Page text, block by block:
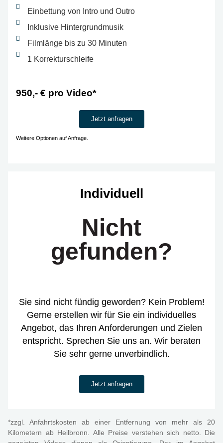
Einbettung von Intro und Outro
Inklusive Hintergrundmusik
Filmlänge bis zu 30 Minuten
1 Korrekturschleife
950,- € pro Video*
Jetzt anfragen
Weitere Optionen auf Anfrage.
Individuell
Nicht
gefunden?
Sie sind nicht fündig geworden? Kein Problem!
Gerne erstellen wir für Sie ein individuelles
Angebot, das Ihren Anforderungen und Zielen
entspricht. Sprechen Sie uns an. Wir beraten
Sie sehr gerne unverbindlich.
Jetzt anfragen
*zzgl. Anfahrtskosten ab einer Entfernung von mehr als 20
Kilometern ab Heilbronn. Alle Preise verstehen sich netto. Die